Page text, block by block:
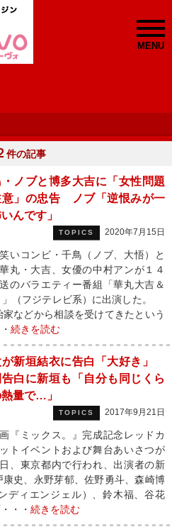
MENU
件の記事
ノブと博多大吉に「女性問題
意」の忠告 ノブ「逆恨みが一
んです」
TOPICS 2020年7月15日
いコンビ・千鳥（ノブ、大悟）と
丸・大吉、女優の中村アンが１４
のバラエティー番組「華丸大吉＆
」（フジテレビ系）に出演した。
などから相談を受けてきたという
続きを読む
が新垣結衣に告白「大好き」
白に新垣も「自分も同じくら
量で…」
TOPICS 2017年9月21日
『ミックス。』完成記念レッドカ
トイベントおよび舞台あいさつが
、東京都内で行われ、出演者の新
史、永野芽郁、佐野勇斗、森崎博
ディエンジェル）、鈴木福、谷花
・・ 続きを読む